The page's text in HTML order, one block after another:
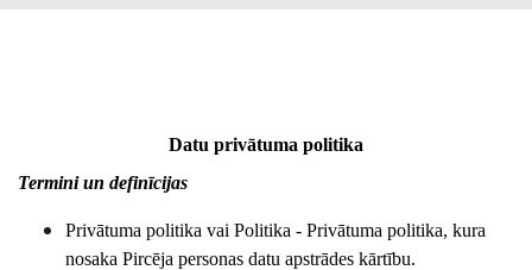
Datu privātuma politika
Termini un definīcijas
Privātuma politika vai Politika - Privātuma politika, kura
nosaka Pircēja personas datu apstrādes kārtību.